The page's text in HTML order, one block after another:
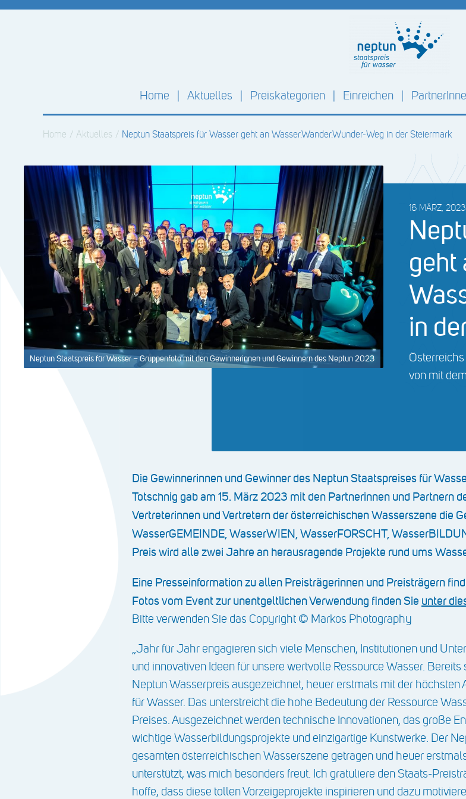
Home Aktuelles Preiskategorien Einreichen
Home / Aktuelles / Neptun Staatspreis für Wasser geht an Wasser.Wander.Wunder-Weg in der Steiermark
Neptun Staatspreis für Wasser – Gruppenfoto mit den Gewinnerinnen und Gewinnern des Neptun 2023
16 MÄRZ, 2023
geht
in
von mit
Die Gewinnerinnen und Gewinner des Neptun Staatspreises für
Totschnig gab am 15. März 2023 mit den Partnerinnen und Partnern
Vertreterinnen und Vertretern der österreichischen Wasserszene die
WasserGEMEINDE, WasserWIEN, WasserFORSCHT,
Preis wird alle zwei Jahre an herausragende Projekte rund ums
Eine Presseinformation zu allen Preisträgerinnen und Preisträgern
Fotos vom Event zur unentgeltlichen Verwendung finden Sie unter
Bitte verwenden Sie das Copyright © Markos Photography
„Jahr für Jahr engagieren sich viele Menschen, Institutionen und
und innovativen Ideen für unsere wertvolle Ressource Wasser.
Neptun Wasserpreis ausgezeichnet, heuer erstmals mit der höchsten
für Wasser. Das unterstreicht die hohe Bedeutung der Ressource
Preises. Ausgezeichnet werden technische Innovationen, das große
wichtige Wasserbildungsprojekte und einzigartige Kunstwerke. Der
gesamten österreichischen Wasserszene getragen und heuer
unterstützt, was mich besonders freut. Ich gratuliere den Staats-
hoffe, dass diese tollen Vorzeigeprojekte inspirieren und dazu